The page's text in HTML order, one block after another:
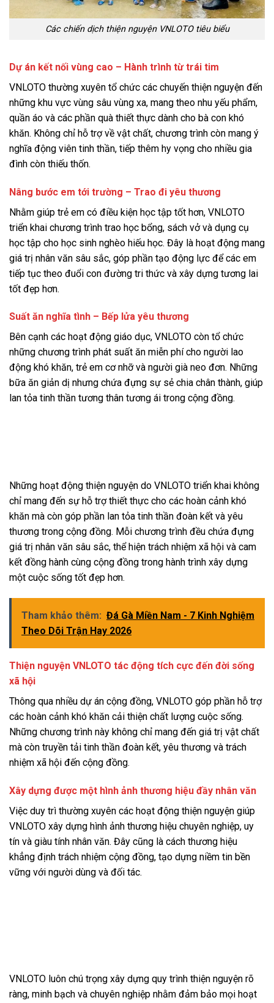
Các chiến dịch thiện nguyện VNLOTO tiêu biểu
Dự án kết nối vùng cao – Hành trình từ trái tim
VNLOTO thường xuyên tổ chức các chuyến thiện nguyện đến
những khu vực vùng sâu vùng xa, mang theo nhu yếu phẩm,
quần áo và các phần quà thiết thực dành cho bà con khó
khăn. Không chỉ hỗ trợ về vật chất, chương trình còn mang ý
nghĩa động viên tinh thần, tiếp thêm hy vọng cho nhiều gia
đình còn thiếu thốn.
Nâng bước em tới trường – Trao đi yêu thương
Nhằm giúp trẻ em có điều kiện học tập tốt hơn, VNLOTO
triển khai chương trình trao học bổng, sách vở và dụng cụ
học tập cho học sinh nghèo hiếu học. Đây là hoạt động mang
giá trị nhân văn sâu sắc, góp phần tạo động lực để các em
tiếp tục theo đuổi con đường tri thức và xây dựng tương lai
tốt đẹp hơn.
Suất ăn nghĩa tình – Bếp lửa yêu thương
Bên cạnh các hoạt động giáo dục, VNLOTO còn tổ chức
những chương trình phát suất ăn miễn phí cho người lao
động khó khăn, trẻ em cơ nhỡ và người già neo đơn. Những
bữa ăn giản dị nhưng chứa đựng sự sẻ chia chân thành, giúp
lan tỏa tinh thần tương thân tương ái trong cộng đồng.
Những hoạt động thiện nguyện do VNLOTO triển khai không
chỉ mang đến sự hỗ trợ thiết thực cho các hoàn cảnh khó
khăn mà còn góp phần lan tỏa tinh thần đoàn kết và yêu
thương trong cộng đồng. Mỗi chương trình đều chứa đựng
giá trị nhân văn sâu sắc, thể hiện trách nhiệm xã hội và cam
kết đồng hành cùng cộng đồng trong hành trình xây dựng
một cuộc sống tốt đẹp hơn.
Tham khảo thêm: Đá Gà Miền Nam - 7 Kinh Nghiệm
Theo Dõi Trận Hay 2026
Thiện nguyện VNLOTO tác động tích cực đến đời sống
xã hội
Thông qua nhiều dự án cộng đồng, VNLOTO góp phần hỗ trợ
các hoàn cảnh khó khăn cải thiện chất lượng cuộc sống.
Những chương trình này không chỉ mang đến giá trị vật chất
mà còn truyền tải tinh thần đoàn kết, yêu thương và trách
nhiệm xã hội đến cộng đồng.
Xây dựng được một hình ảnh thương hiệu đầy nhân văn
Việc duy trì thường xuyên các hoạt động thiện nguyện giúp
VNLOTO xây dựng hình ảnh thương hiệu chuyên nghiệp, uy
tín và giàu tính nhân văn. Đây cũng là cách thương hiệu
khẳng định trách nhiệm cộng đồng, tạo dựng niềm tin bền
vững với người dùng và đối tác.
VNLOTO luôn chú trọng xây dựng quy trình thiện nguyện rõ
ràng, minh bạch và chuyên nghiệp nhằm đảm bảo mọi hoạt